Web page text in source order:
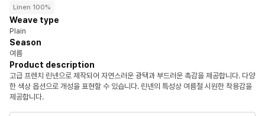
Linen 100%
Weave type
Plain
Season
여름
Product description
고급 프렌치 린넨으로 제작되어 자연스러운 광택과 부드러운 촉감을 제공합니다. 다양
한 색상 옵션으로 개성을 표현할 수 있습니다. 린넨의 특성상 여름철 시원한 착용감을
제공합니다.